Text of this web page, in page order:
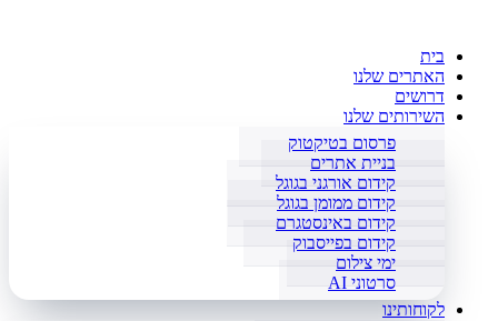
בית
האתרים שלנו
דרושים
השירותים שלנו
פרסום בטיקטוק
בניית אתרים
קידום אורגני בגוגל
קידום ממומן בגוגל
קידום באינסטגרם
קידום בפייסבוק
ימי צילום
סרטוני AI
לקוחותינו